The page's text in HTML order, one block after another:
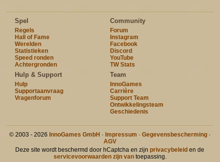
Spel
Regels
Hall of Fame
Werelden
Statistieken
Speed ronden
Achtergronden
Community
Forum
Instagram
Facebook
Discord
YouTube
TW Stats
Hulp & Support
Hulp
Supportaanvraag
Vragenforum
Team
InnoGames
Carrière
Support Team
Ontwikkelingsteam
Geschiedenis
© 2003 - 2026 InnoGames GmbH · Impressum · Gegevensbescherming·
AGV
Deze site wordt beschermd door hCaptcha en zijnprivacybeleid en de
servicevoorwaarden zijn vantoepassing.